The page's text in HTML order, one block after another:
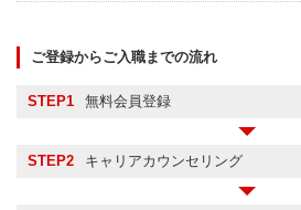
ご登録からご入職までの流れ
STEP1 無料会員登録
STEP2 キャリアカウンセリング